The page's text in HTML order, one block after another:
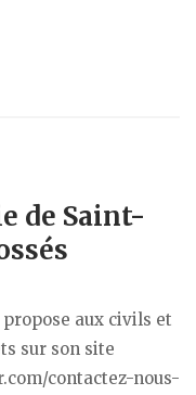
de Saint-
aux civils et
sur son site
contactez-nous-